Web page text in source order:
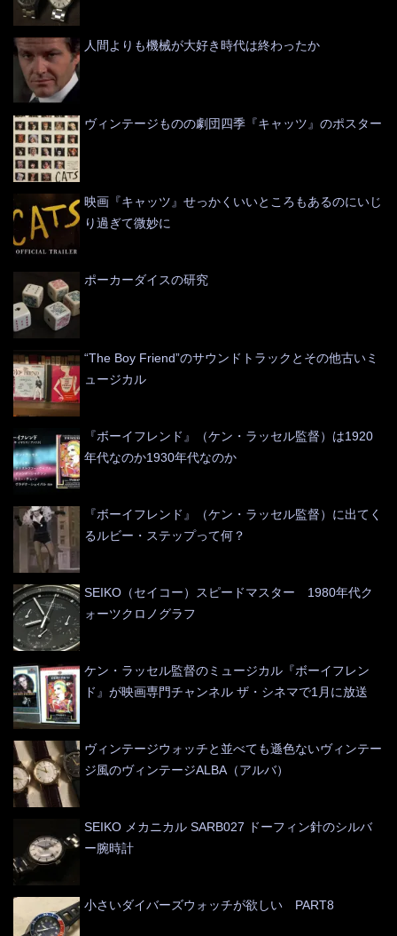
人間よりも機械が大好き時代は終わったか
ヴィンテージものの劇団四季『キャッツ』のポスター
映画『キャッツ』せっかくいいところもあるのにいじ
り過ぎて微妙に
ポーカーダイスの研究
“The Boy Friend”のサウンドトラックとその他古いミ
ュージカル
『ボーイフレンド』（ケン・ラッセル監督）は1920
年代なのか1930年代なのか
『ボーイフレンド』（ケン・ラッセル監督）に出てく
るルビー・ステップって何？
SEIKO（セイコー）スピードマスター 1980年代ク
ォーツクロノグラフ
ケン・ラッセル監督のミュージカル『ボーイフレン
ド』が映画専門チャンネル ザ・シネマで1月に放送
ヴィンテージウォッチと並べても遜色ないヴィンテー
ジ風のヴィンテージALBA（アルバ）
SEIKO メカニカル SARB027 ドーフィン針のシルバ
ー腕時計
小さいダイバーズウォッチが欲しい PART8